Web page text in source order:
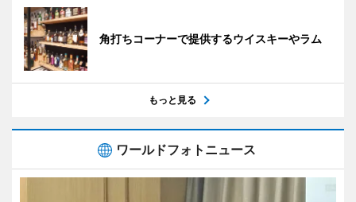
角打ちコーナーで提供するウイスキーやラム
もっと見る
ワールドフォトニュース